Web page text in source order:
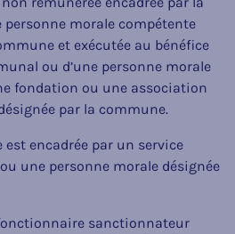
morale compétente
et exécutée au bénéfice
ou d’une personne morale
fondation ou une association
par la commune.
encadrée par un service
une personne morale désignée
sanctionnateur